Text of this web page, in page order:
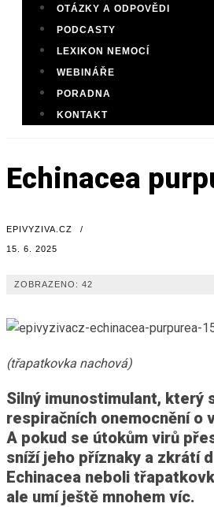
OTÁZKY A ODPOVĚDI
PODCASTY
LEXIKON NEMOCÍ
WEBINÁŘE
PORADNA
KONTAKT
Echinacea
EPIVYZIVA.CZ /
15. 6. 2025
ZOBRAZENO: 42
(třapatkovka nachová)
Silný imunostimulant, který
respiračních onemocnění o
A pokud se útokům virů
sníží jeho příznaky a zkrátí
Echinacea neboli
ale umí ještě mnohem víc.